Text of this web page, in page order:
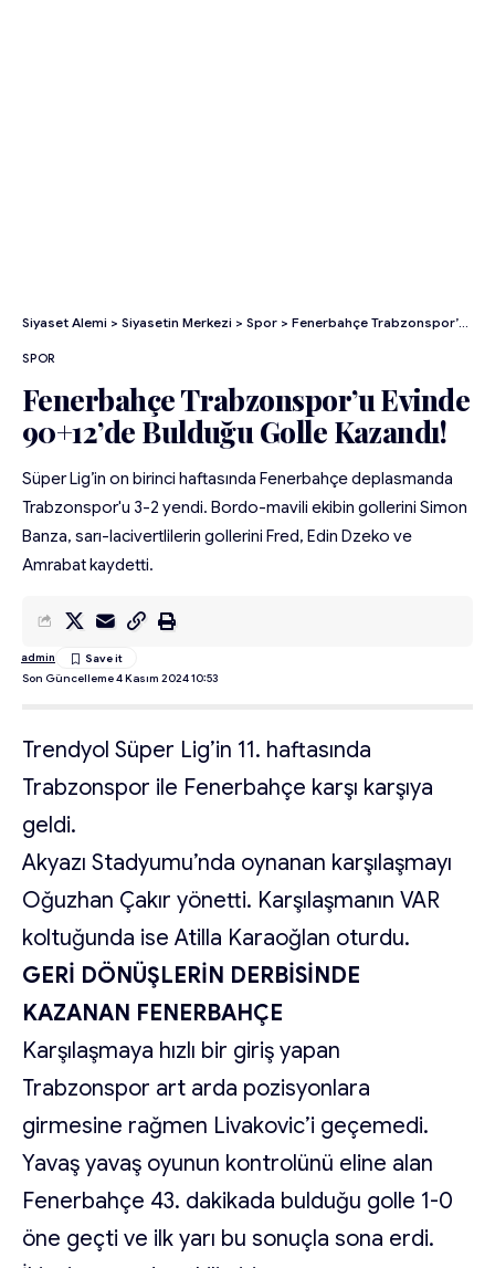
Siyaset Alemi > Siyasetin Merkezi > Spor > Fenerbahçe Trabzonspor’u Evinde 90+12’de Bulduğu Golle Kazandı!
SPOR
Fenerbahçe Trabzonspor’u Evinde
90+12’de Bulduğu Golle Kazandı!
Süper Lig’in on birinci haftasında Fenerbahçe deplasmanda
Trabzonspor'u 3-2 yendi. Bordo-mavili ekibin gollerini Simon
Banza, sarı-lacivertlilerin gollerini Fred, Edin Dzeko ve
Amrabat kaydetti.
Son Güncelleme 4 Kasım 2024 10:53
admin
Trendyol Süper Lig’in 11. haftasında
Trabzonspor ile Fenerbahçe karşı karşıya
geldi.
Akyazı Stadyumu’nda oynanan karşılaşmayı
Oğuzhan Çakır yönetti. Karşılaşmanın VAR
koltuğunda ise Atilla Karaoğlan oturdu.
GERİ DÖNÜŞLERİN DERBİSİNDE
KAZANAN FENERBAHÇE
Karşılaşmaya hızlı bir giriş yapan
Trabzonspor art arda pozisyonlara
girmesine rağmen Livakovic’i geçemedi.
Yavaş yavaş oyunun kontrolünü eline alan
Fenerbahçe 43. dakikada bulduğu golle 1-0
öne geçti ve ilk yarı bu sonuçla sona erdi.